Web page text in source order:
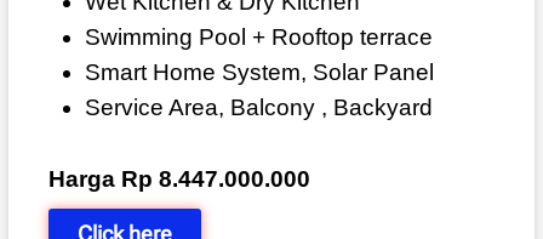
Swimming Pool + Rooftop terrace
Smart Home System, Solar Panel
Service Area, Balcony , Backyard
Harga Rp 8.447.000.000
Click here